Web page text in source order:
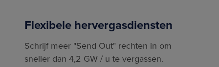
Flexibele hervergasdiensten
Schrijf meer "Send Out" rechten in om
sneller dan 4,2 GW / u te vergassen.